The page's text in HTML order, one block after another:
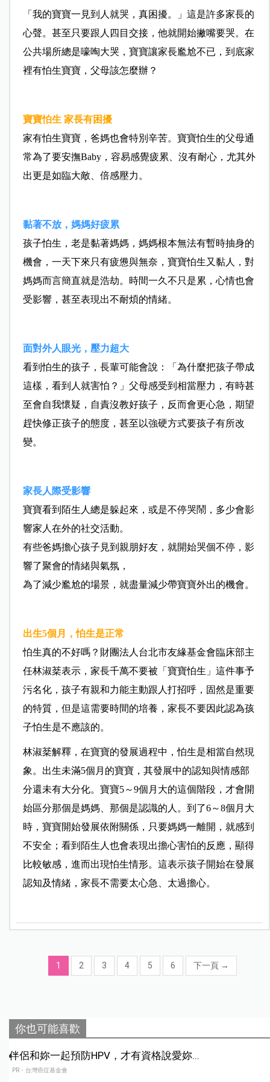
「我的寶寶一見到人就哭，真困擾。」這是許多家長的
心聲。甚至只要跟人四目交接，他就開始撇嘴要哭。在
公共場所總是嚎啕大哭，寶寶讓家長尷尬不已，到底家
裡有怕生寶寶，父母該怎麼辦？
寶寶怕生 家長有困擾
家有怕生寶寶，爸媽也會特別辛苦。寶寶怕生的父母通
常為了要安撫Baby，容易感覺疲累、沒有耐心，尤其外
出更是如臨大敵、倍感壓力。
黏著不放，媽媽好疲累
孩子怕生，老是黏著媽媽，媽媽根本無法有暫時抽身的
機會，一天下來只有疲憊與無奈，寶寶怕生又黏人，對
媽媽而言簡直就是浩劫。時間一久不只是累，心情也會
受影響，甚至表現出不耐煩的情緒。
面對外人眼光，壓力超大
看到怕生的孩子，長輩可能會說：「為什麼把孩子帶成
這樣，看到人就害怕？」父母感受到相當壓力，有時甚
至會自我懷疑，自責沒教好孩子，反而會更心急，期望
趕快修正孩子的態度，甚至以強硬方式要孩子有所改
變。
家長人際受影響
寶寶看到陌生人總是躲起來，或是不停哭鬧，多少會影
響家人在外的社交活動。
有些爸媽擔心孩子見到親朋好友，就開始哭個不停，影
響了聚會的情緒與氣氛，
為了減少尷尬的場景，就盡量減少帶寶寶外出的機會。
出生5個月，怕生是正常
怕生真的不好嗎？財團法人台北市友緣基金會臨床部主
任林淑棻表示，家長千萬不要被「寶寶怕生」這件事予
污名化，孩子有親和力能主動跟人打招呼，固然是重要
的特質，但是這需要時間的培養，家長不要因此認為孩
子怕生是不應該的。
林淑棻解釋，在寶寶的發展過程中，怕生是相當自然現
象。出生未滿5個月的寶寶，其發展中的認知與情感部
分還未有大分化。寶寶5～9個月大的這個階段，才會開
始區分那個是媽媽、那個是認識的人。到了6～8個月大
時，寶寶開始發展依附關係，只要媽媽一離開，就感到
不安全；看到陌生人也會表現出擔心害怕的反應，顯得
比較敏感，進而出現怕生情形。這表示孩子開始在發展
認知及情緒，家長不需要太心急、太過擔心。
1 2 3 4 5 6 下一頁 →
你也可能喜歡
伴侶和妳一起預防HPV，才有資格說愛妳...
PR・台灣癌症基金會